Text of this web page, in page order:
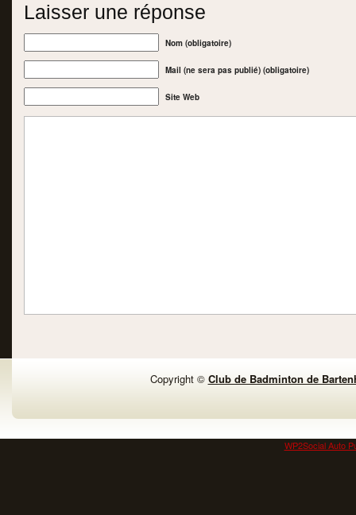
Laisser une réponse
Nom (obligatoire)
Mail (ne sera pas publié) (obligatoire)
Site Web
Copyright © Club de Badminton de
WP2Social Auto